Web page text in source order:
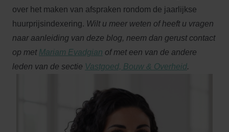
over het maken van afspraken rondom de jaarlijkse
huurprijsindexering. Wilt u meer weten of heeft u vragen
naar aanleiding van deze blog, neem dan gerust contact
op met Mariam Evadgian of met een van de andere
leden van de sectie Vastgoed, Bouw & Overheid.